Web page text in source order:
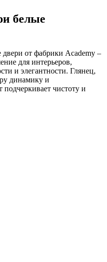
белые
от фабрики Academy –
для интерьеров,
и элегантности. Глянец,
динамику и
подчеркивает чистоту и